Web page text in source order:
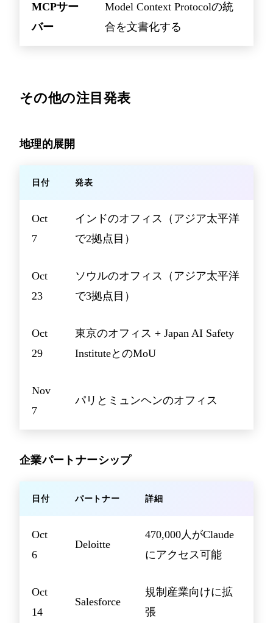
MCPサー
バー
Model Context Protocolの統
合を文書化する
その他の注目発表
地理的展開
日付 発表
Oct
7
インドのオフィス（アジア太平洋
で2拠点目）
Oct
23
ソウルのオフィス（アジア太平洋
で3拠点目）
Oct
29
東京のオフィス + Japan AI Safety
InstituteとのMoU
Nov
7
パリとミュンヘンのオフィス
企業パートナーシップ
日付 パートナー 詳細
Oct
6
Deloitte
470,000人がClaude
にアクセス可能
Oct
14
Salesforce
規制産業向けに拡
張